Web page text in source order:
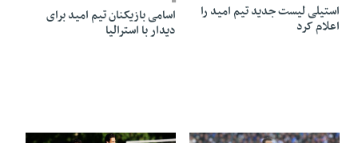
استیلی لیست جدید تیم امید را
اعلام کرد
اسامی بازیکنان تیم امید برای
دیدار با استرالیا